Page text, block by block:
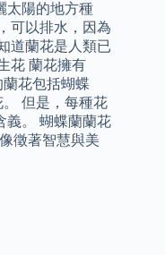
太陽的地方種
可以排水，因為
道蘭花是人類已
花 蘭花擁有
花包括蝴蝶
但是，每種花
義。 蝴蝶蘭蘭花
徵著智慧與美